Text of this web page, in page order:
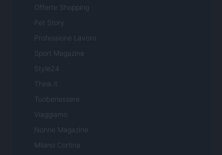
Offerte Shopping
Pet Story
Professione Lavoro
Sport Magazine
Style24
Think.it
Tuobenessere
Viaggiamo
Nonne Magazine
Milano Cortina